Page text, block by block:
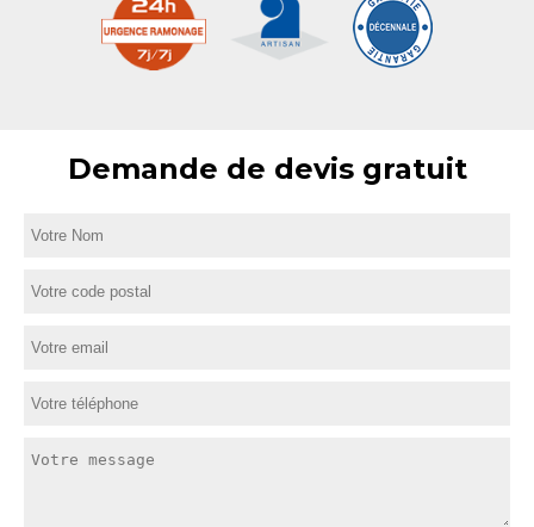
Demande de devis gratuit